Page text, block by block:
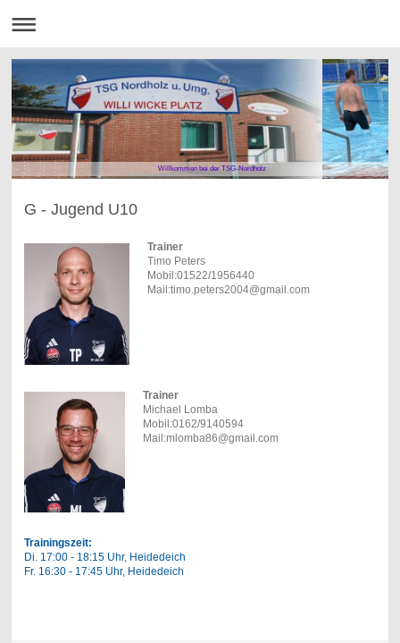
Willkommen bei der TSG-Nordholz
G - Jugend U10
Trainer
Timo Peters
Mobil:01522/1956440
Mail:timo.peters2004@gmail.com
Trainer
Michael Lomba
Mobil:0162/9140594
Mail:mlomba86@gmail.com
Trainingszeit:
Di. 17:00 - 18:15 Uhr, Heidedeich
Fr. 16:30 - 17:45 Uhr, Heidedeich